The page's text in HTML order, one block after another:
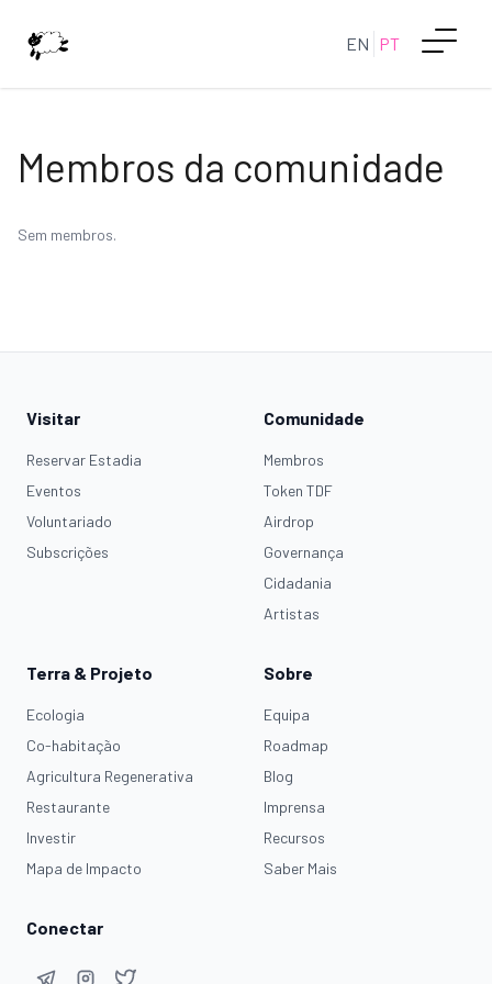
EN PT
Membros da comunidade
Sem membros.
Visitar
Reservar Estadia
Eventos
Voluntariado
Subscrições
Comunidade
Membros
Token TDF
Airdrop
Governança
Cidadania
Artistas
Terra & Projeto
Ecologia
Co-habitação
Agricultura Regenerativa
Restaurante
Investir
Mapa de Impacto
Sobre
Equipa
Roadmap
Blog
Imprensa
Recursos
Saber Mais
Conectar